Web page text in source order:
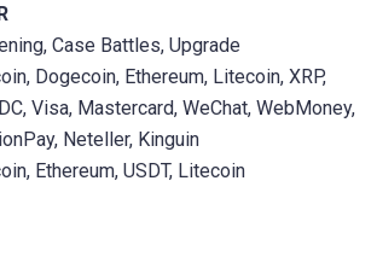
Case Battles, Upgrade
Dogecoin, Ethereum, Litecoin, XRP,
Visa, Mastercard, WeChat, WebMoney,
Neteller, Kinguin
Ethereum, USDT, Litecoin